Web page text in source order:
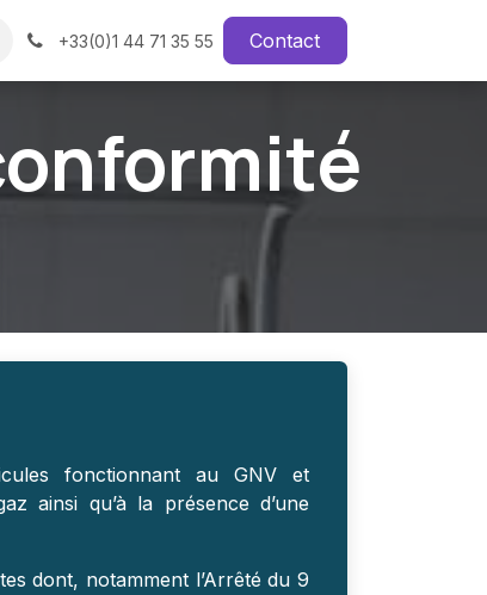
+33(0)1 44 71 35 55 Contact
fonctionnant au GNV et
ainsi qu’à la présence d’une
dont, notamment l’Arrêté du 9